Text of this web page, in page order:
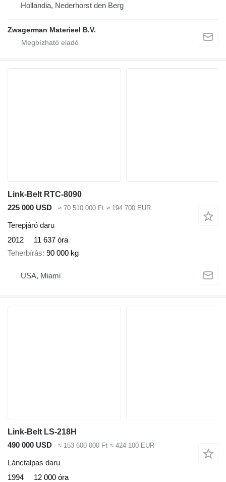
Hollandia, Nederhorst den Berg
Zwagerman Materieel B.V.
Link-Belt RTC-8090
225 000 USD
≈ 70 510 000 Ft ≈ 194 700 EUR
Terepjáró daru
2012
11 637 óra
Teherbírás 90 000 kg
USA, Miami
Link-Belt LS-218H
490 000 USD
≈ 153 600 000 Ft ≈ 424 100 EUR
Lánctalpas daru
1994
12 000 óra